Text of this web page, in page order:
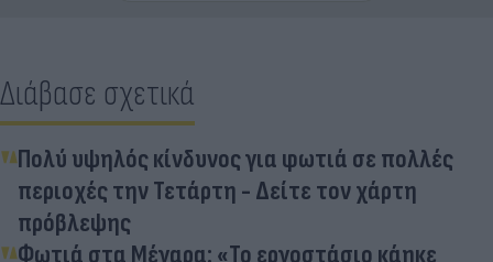
Διάβασε σχετικά
Πολύ υψηλός κίνδυνος για φωτιά σε πολλές
περιοχές την Τετάρτη - Δείτε τον χάρτη
πρόβλεψης
Φωτιά στα Μέγαρα: «Το εργοστάσιο κάηκε